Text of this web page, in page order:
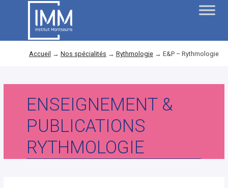
Accueil → Nos spécialités → Rythmologie→ E&P – Rythmologie
ENSEIGNEMENT &
PUBLICATIONS
RYTHMOLOGIE